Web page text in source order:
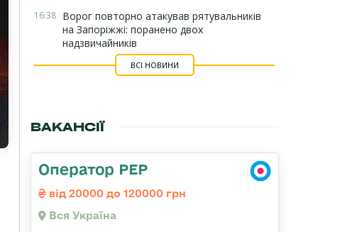
16:38 Ворог повторно атакував рятувальників
на Запоріжжі: поранено двох
надзвичайників
ВСІ НОВИНИ
ВАКАНСІЇ
Оператор РЕР
від 20000 до 120000 грн
Вся Україна